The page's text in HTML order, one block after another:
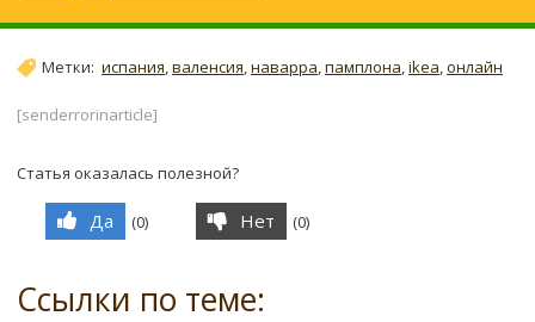
Метки: испания,валенсия,наварра,памплона,ikea,онлайн
[senderrorinarticle]
Статья оказалась полезной?
Да (0) Нет (0)
Ссылки по теме: